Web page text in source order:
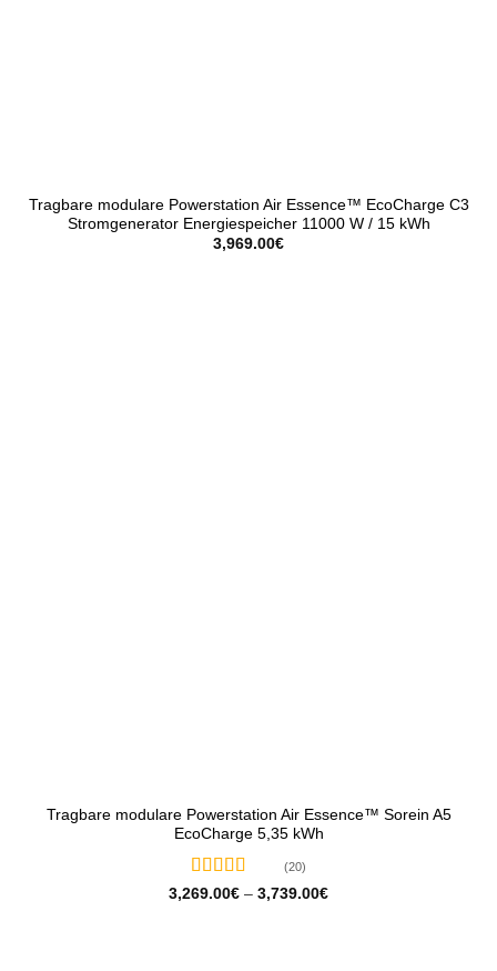
Tragbare modulare Powerstation Air Essence™ EcoCharge C3
Stromgenerator Energiespeicher 11000 W / 15 kWh
3,969.00€
Tragbare modulare Powerstation Air Essence™ Sorein A5
EcoCharge 5,35 kWh
Bewertet
(20)
3,269.00€ – 3,739.00€Preisspanne: